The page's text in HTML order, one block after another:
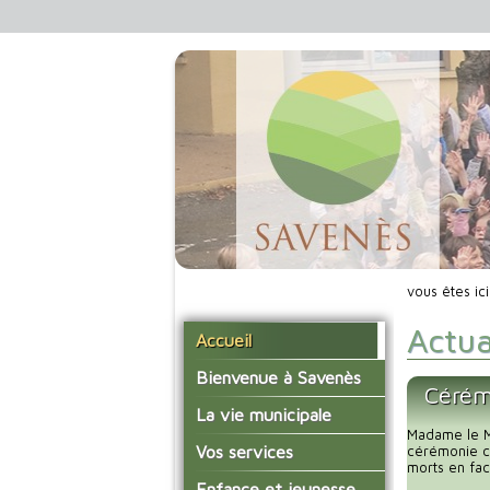
Accueil
Bienvenue à Savenès
Situer Savenès
Savenès en chiffre
L'histoire du village
La vie municipale
Vos élus
Les compte-rendus du
Vos services
La mairie
vous êtes
Madame le
cérémonie
morts en